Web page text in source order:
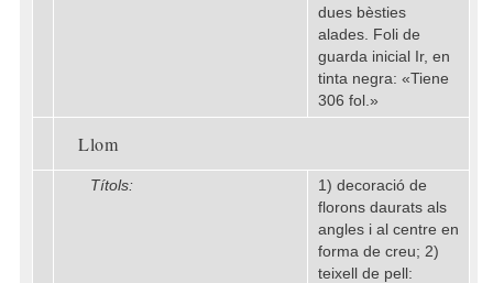
dues bèsties
alades. Foli de
guarda inicial Ir, en
tinta negra: «Tiene
306 fol.»
Llom
Títols:
1) decoració de
florons daurats als
angles i al centre en
forma de creu; 2)
teixell de pell: